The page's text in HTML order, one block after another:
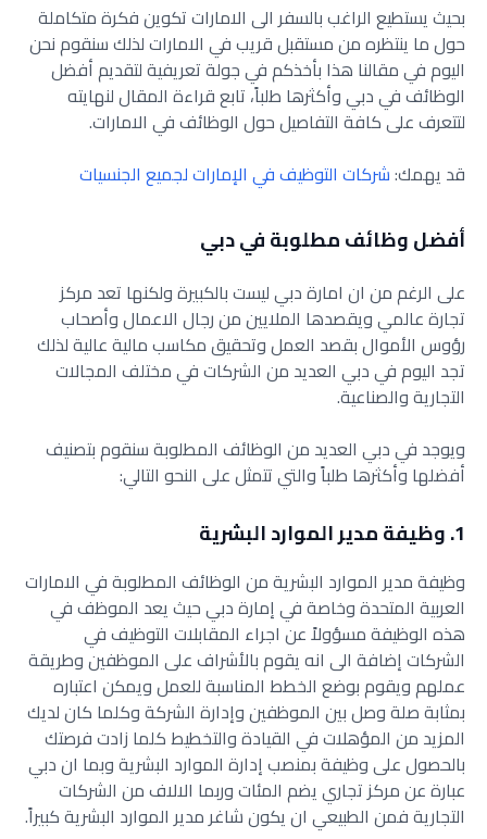
بحيث يستطيع الراغب بالسفر الى الامارات تكوين فكرة متكاملة
حول ما ينتظره من مستقبل قريب في الامارات لذلك سنقوم نحن
اليوم في مقالنا هذا بأخذكم في جولة تعريفية لتقديم أفضل
الوظائف في دبي وأكثرها طلباً، تابع قراءة المقال لنهايته
لتتعرف على كافة التفاصيل حول الوظائف في الامارات.
قد يهمك:شركات التوظيف في الإمارات لجميع الجنسيات
أفضل وظائف مطلوبة في دبي
على الرغم من ان امارة دبي ليست بالكبيرة ولكنها تعد مركز
تجارة عالمي ويقصدها الملايين من رجال الاعمال وأصحاب
رؤوس الأموال بقصد العمل وتحقيق مكاسب مالية عالية لذلك
تجد اليوم في دبي العديد من الشركات في مختلف المجالات
التجارية والصناعية.
ويوجد في دبي العديد من الوظائف المطلوبة سنقوم بتصنيف
أفضلها وأكثرها طلباً والتي تتمثل على النحو التالي:
1. وظيفة مدير الموارد البشرية
وظيفة مدير الموارد البشرية من الوظائف المطلوبة في الامارات
العربية المتحدة وخاصة في إمارة دبي حيث يعد الموظف في
هذه الوظيفة مسؤولاً عن اجراء المقابلات التوظيف في
الشركات إضافة الى انه يقوم بالأشراف على الموظفين وطريقة
عملهم ويقوم بوضع الخطط المناسبة للعمل ويمكن اعتباره
بمثابة صلة وصل بين الموظفين وإدارة الشركة وكلما كان لديك
المزيد من المؤهلات في القيادة والتخطيط كلما زادت فرصتك
بالحصول على وظيفة بمنصب إدارة الموارد البشرية وبما ان دبي
عبارة عن مركز تجاري يضم المئات وربما الالاف من الشركات
التجارية فمن الطبيعي ان يكون شاغر مدير الموارد البشرية كبيراً.